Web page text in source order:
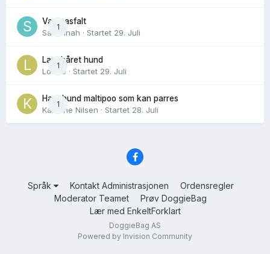
1
Varm asfalt
Savannah · Startet 29. Juli
1
Langhåret hund
Lovise · Startet 29. Juli
1
Hannhund maltipoo som kan parres
Karoline Nilsen · Startet 28. Juli
Språk Kontakt Administrasjonen
Ordensregler
Moderator Teamet
Prøv DoggieBag
Lær med EnkeltForklart
DoggieBag AS
Powered by Invision Community